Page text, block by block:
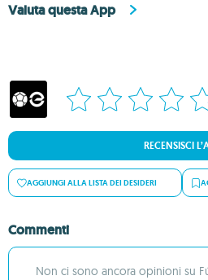
Valuta questa App
RECENSISCI
AGGIUNGI ALLA LISTA DEI DESIDERI
Commenti
Non ci sono ancora opinioni su